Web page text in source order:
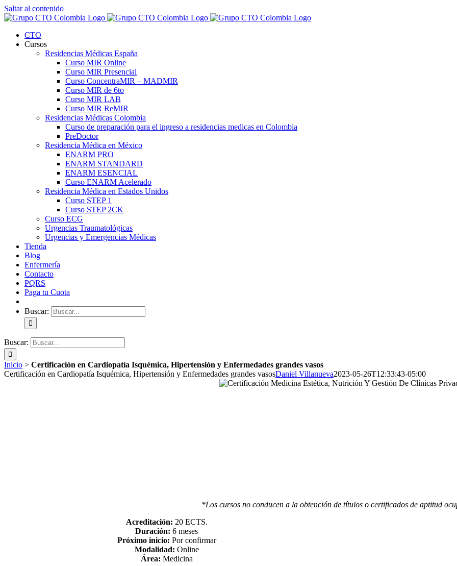
Saltar al contenido
CTO
Cursos
Residencias Médicas España
Curso MIR Online
Curso MIR Presencial
Curso ConcentraMIR – MADMIR
Curso MIR de 6to
Curso MIR LAB
Curso MIR ReMIR
Residencias Médicas Colombia
Curso de preparación para el ingreso a residencias medicas en Colombia
PreDoctor
Residencia Médica en México
ENARM PRO
ENARM STANDARD
ENARM ESENCIAL
Curso ENARM Acelerado
Residencia Médica en Estados Unidos
Curso STEP 1
Curso STEP 2CK
Curso ECG
Urgencias Traumatológicas
Urgencias y Emergencias Médicas
Tienda
Blog
Enfermería
Contacto
PQRS
Paga tu Cuota
Buscar:
Buscar:
Inicio > Certificación en Cardiopatía Isquémica, Hipertensión y Enfermedades grandes vasos
Certificación en Cardiopatía Isquémica, Hipertensión y Enfermedades grandes vasosDaniel Villanueva2023-05-26T12:33:43-05:00
*Los cursos no conducen a la obtención de títulos o certificados de aptitud
Acreditación: 20 ECTS.
Duración: 6 meses
Próximo inicio: Por confirmar
Modalidad: Online
Área: Medicina